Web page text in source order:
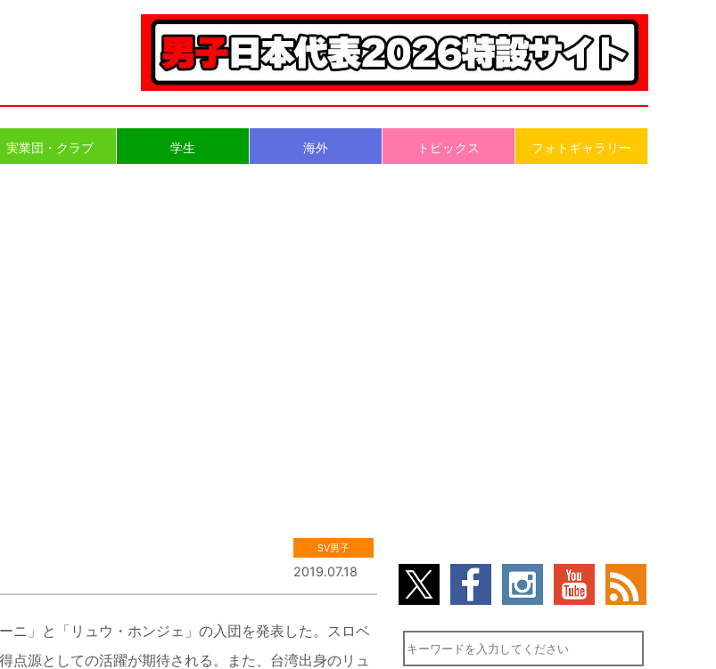
実業団・クラブ 学生 海外 トピックス フォトギャラリー
SV男子
2019.07.18
ニ」と「リュウ・ホンジェ」の入団を発表した。スロベ
源としての活躍が期待される。また、台湾出身のリュ